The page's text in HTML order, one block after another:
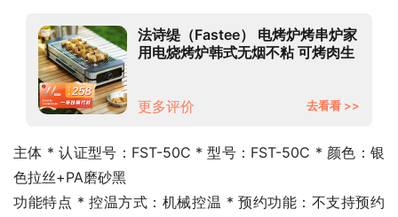
法诗缇（Fastee） 电烤炉烤串炉家
用电烧烤炉韩式无烟不粘 可烤肉生
更多评价
去看看 >>
主体 * 认证型号：FST-50C * 型号：FST-50C * 颜色：银
色拉丝+PA磨砂黑
功能特点 * 控温方式：机械控温 * 预约功能：不支持预约